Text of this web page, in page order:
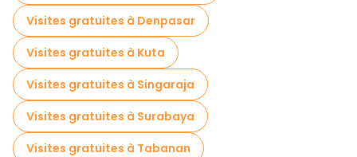
Visites gratuites à Denpasar
Visites gratuites à Kuta
Visites gratuites à Singaraja
Visites gratuites à Surabaya
Visites gratuites à Tabanan